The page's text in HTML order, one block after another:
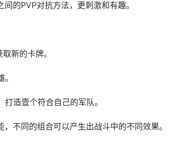
的PVP对抗方法，更刺激和有趣。
新的卡牌。
造壹个符合自己的军队。
不同的组合可以产生出战斗中的不同效果。